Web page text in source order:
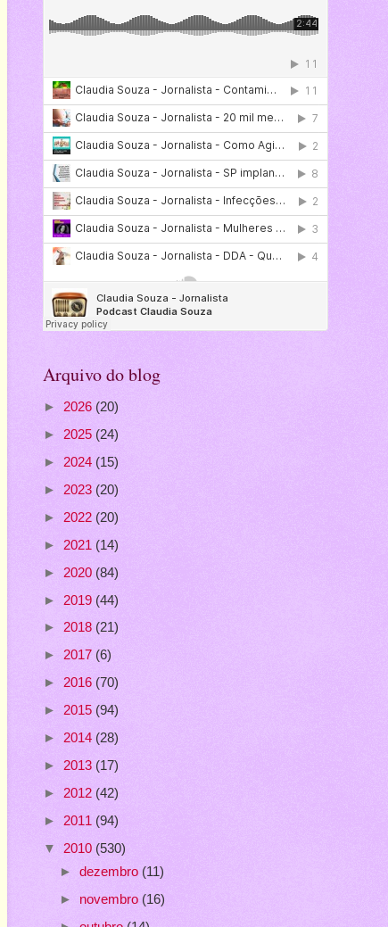
Arquivo do blog
► 2026 (20)
► 2025 (24)
► 2024 (15)
► 2023 (20)
► 2022 (20)
► 2021 (14)
► 2020 (84)
► 2019 (44)
► 2018 (21)
► 2017 (6)
► 2016 (70)
► 2015 (94)
► 2014 (28)
► 2013 (17)
► 2012 (42)
► 2011 (94)
▼ 2010 (530)
► dezembro (11)
► novembro (16)